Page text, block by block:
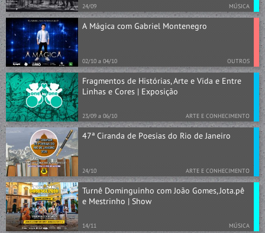
24/09 MÚSICA
A Mágica com Gabriel Montenegro
02/10 a 04/10 OUTROS
Fragmentos de Histórias, Arte e Vida e Entre
Linhas e Cores | Exposição
23/09 a 06/10 ARTE E CONHECIMENTO
47ª Ciranda de Poesias do Rio de Janeiro
24/10 ARTE E CONHECIMENTO
Turnê Dominguinho com João Gomes, Jota.pê
e Mestrinho | Show
14/11 MÚSICA